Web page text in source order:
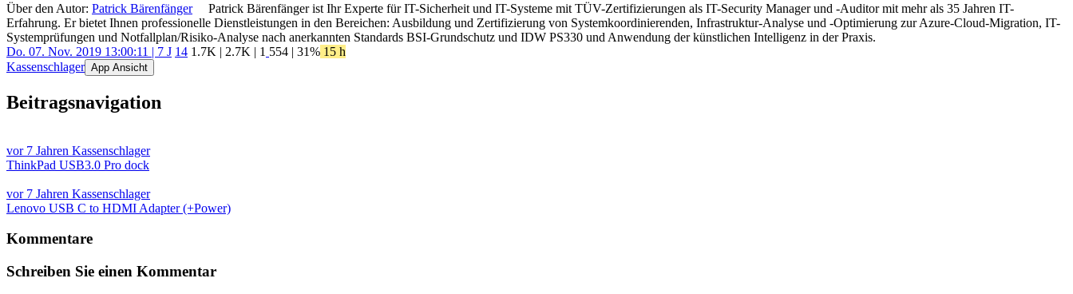
Über den Autor: Patrick Bärenfänger
Patrick Bärenfänger ist Ihr Experte für IT-Sicherheit und IT-Systeme mit TÜV-Zertifizierungen als IT-Security Manager und -Auditor mit mehr als 35 Jahren IT-
Erfahrung. Er bietet Ihnen professionelle Dienstleistungen in den Bereichen: Ausbildung und Zertifizierung von Systemkoordinierenden, Infrastruktur-Analyse und -Optimierung zur Azure-Cloud-Migration, IT-
Systemprüfungen und Notfallplan/Risiko-Analyse nach anerkannten Standards BSI-Grundschutz und IDW PS330 und Anwendung der künstlichen Intelligenz in der Praxis.
Do. 07. Nov. 2019 13:00:11 | 7 J 14 1.7K | 2.7K | 1 554 | 31% 15 h
Kassenschlager App Ansicht
Beitragsnavigation
vor 7 Jahren Kassenschlager
ThinkPad USB3.0 Pro dock
vor 7 Jahren Kassenschlager
Lenovo USB C to HDMI Adapter (+Power)
Kommentare
Schreiben Sie einen Kommentar